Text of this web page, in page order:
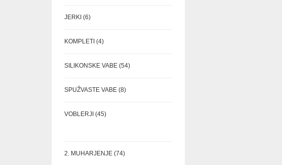
JERKI 66
KOMPLETI 44
SILIKONSKE VABE 5454
SPUŽVASTE VABE 88
VOBLERJI 4545
2. MUHARJENJE 7474